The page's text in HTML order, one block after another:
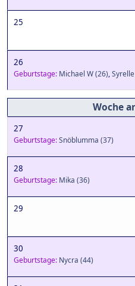
25
26
Geburtstage: Michael W(26),Syrelle
27
Geburtstage:Snöblumma (37)
28
Geburtstage: Mika (36)
29
30
Geburtstage: Nycra (44)